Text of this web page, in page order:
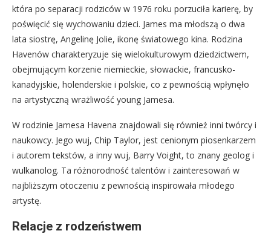
która po separacji rodziców w 1976 roku porzuciła karierę, by
poświęcić się wychowaniu dzieci. James ma młodszą o dwa
lata siostrę, Angelinę Jolie, ikonę światowego kina. Rodzina
Havenów charakteryzuje się wielokulturowym dziedzictwem,
obejmującym korzenie niemieckie, słowackie, francusko-
kanadyjskie, holenderskie i polskie, co z pewnością wpłynęło
na artystyczną wrażliwość young Jamesa.
W rodzinie Jamesa Havena znajdowali się również inni twórcy i
naukowcy. Jego wuj, Chip Taylor, jest cenionym piosenkarzem
i autorem tekstów, a inny wuj, Barry Voight, to znany geolog i
wulkanolog. Ta różnorodność talentów i zainteresowań w
najbliższym otoczeniu z pewnością inspirowała młodego
artystę.
Relacje z rodzeństwem